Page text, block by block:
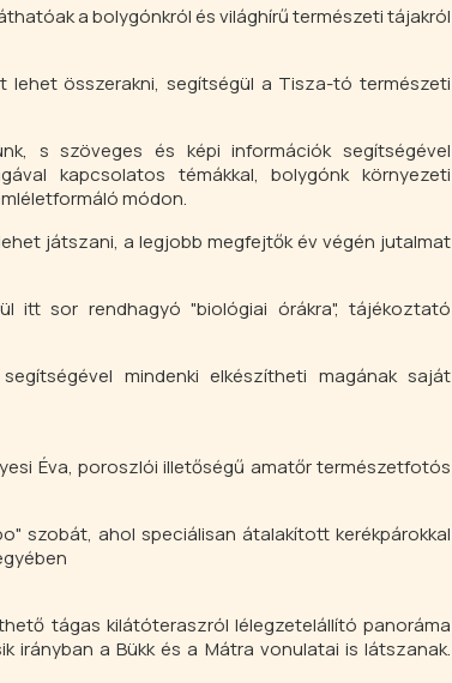
a bolygónkról és világhírű természeti tájakról
lehet összerakni, segítségül a Tisza-tó természeti
s szöveges és képi információk segítségével
kapcsolatos témákkal, bolygónk környezeti
módon.
játszani, a legjobb megfejtők év végén jutalmat
itt sor rendhagyó "biológiai órákra", tájékoztató
mindenki elkészítheti magának saját
Éva, poroszlói illetőségű amatőr természetfotós
szobát, ahol speciálisan átalakított kerékpárokkal
tágas kilátóteraszról lélegzetelállító panoráma
irányban a Bükk és a Mátra vonulatai is látszanak.